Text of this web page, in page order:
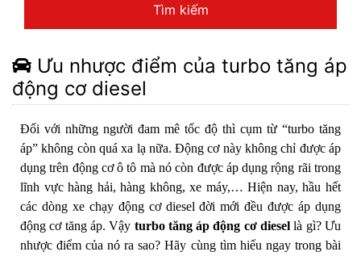
Tìm kiếm
Ưu nhược điểm của turbo tăng áp
động cơ diesel
Đối với những người đam mê tốc độ thì cụm từ “turbo tăng
áp” không còn quá xa lạ nữa. Động cơ này không chỉ được áp
dụng trên động cơ ô tô mà nó còn được áp dụng rộng rãi trong
lĩnh vực hàng hải, hàng không, xe máy,… Hiện nay, hầu hết
các dòng xe chạy động cơ diesel đời mới đều được áp dụng
động cơ tăng áp. Vậy turbo tăng áp động cơ diesel là gì? Ưu
nhược điểm của nó ra sao? Hãy cùng tìm hiểu ngay trong bài